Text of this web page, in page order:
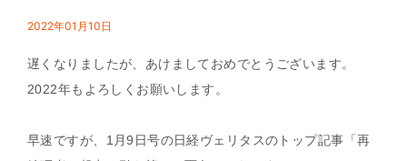
2022年01月10日
遅くなりましたが、あけましておめでとうございます。
2022年もよろしくお願いします。
早速ですが、1月9日号の日経ヴェリタスのトップ記事「再